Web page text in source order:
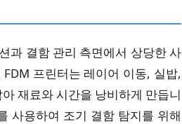
과 결함 관리 측면에서 상당한 사
프린터는 레이어 이동, 실밥,
재료와 시간을 낭비하게 만듭니
사용하여 조기 결함 탐지를 위해